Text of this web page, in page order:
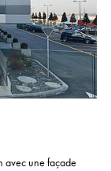
avec une façade